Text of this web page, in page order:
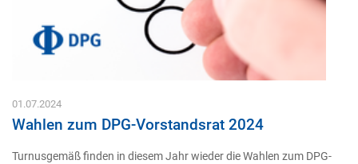
01.07.2024
Wahlen zum DPG-Vorstandsrat 2024
Turnusgemäß finden in diesem Jahr wieder die Wahlen zum DPG-